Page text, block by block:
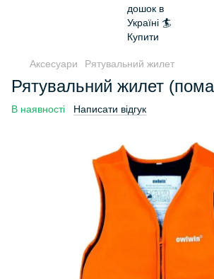
Аксесуари Рятувальний жилет
Рятувальний жилет
В наявності Написати відгук